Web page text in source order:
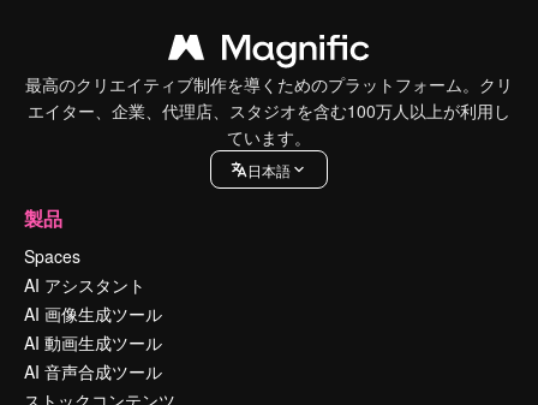
最高のクリエイティブ制作を導くためのプラットフォーム。クリ
エイター、企業、代理店、スタジオを含む100万人以上が利用し
ています。
日本語
製品
Spaces
AI アシスタント
AI 画像生成ツール
AI 動画生成ツール
AI 音声合成ツール